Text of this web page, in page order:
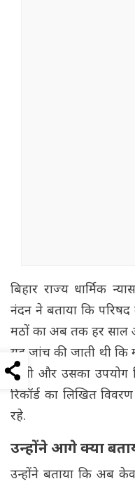
बिहार राज्य धार्मिक
नंदन ने बताया कि
मठों का अब तक हर साल
यह जांच की जाती थी कि
मिली और उसका उपयोग
रिकॉर्ड का लिखित
रहे.
उन्होंने आगे क्या
उन्होंने बताया कि अब